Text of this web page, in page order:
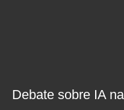
Debate sobre IA